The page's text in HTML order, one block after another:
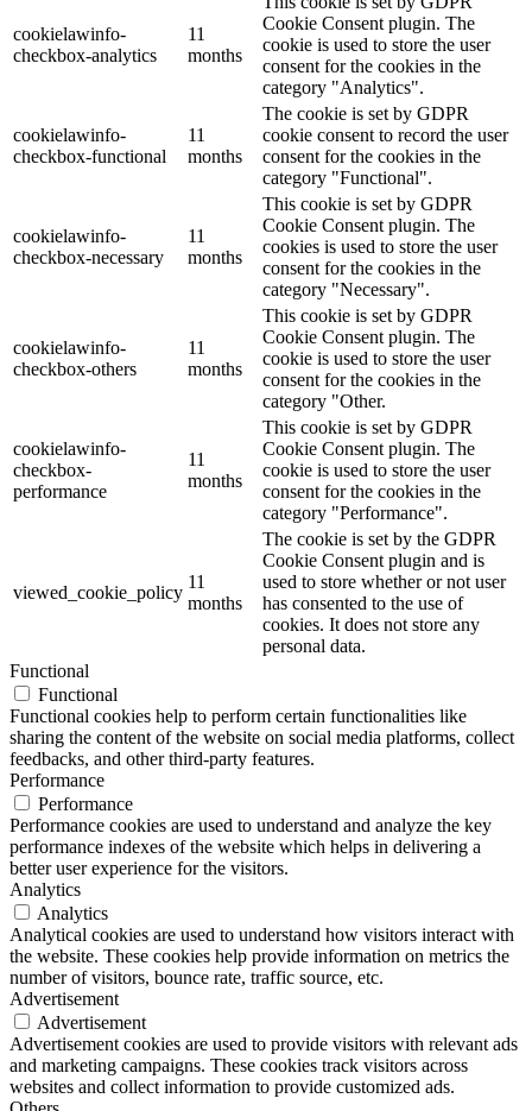
cookielawinfo-
checkbox-analytics
11
months
Cookie Consent plugin. The
cookie is used to store the user
consent for the cookies in the
category "Analytics".
cookielawinfo-
checkbox-functional
11
months
The cookie is set by GDPR
cookie consent to record the user
consent for the cookies in the
category "Functional".
cookielawinfo-
checkbox-necessary
11
months
This cookie is set by GDPR
Cookie Consent plugin. The
cookies is used to store the user
consent for the cookies in the
category "Necessary".
cookielawinfo-
checkbox-others
11
months
This cookie is set by GDPR
Cookie Consent plugin. The
cookie is used to store the user
consent for the cookies in the
category "Other.
cookielawinfo-
checkbox-
performance
11
months
This cookie is set by GDPR
Cookie Consent plugin. The
cookie is used to store the user
consent for the cookies in the
category "Performance".
viewed_cookie_policy
11
months
The cookie is set by the GDPR
Cookie Consent plugin and is
used to store whether or not user
has consented to the use of
cookies. It does not store any
personal data.
Functional
Functional
Functional cookies help to perform certain functionalities like
sharing the content of the website on social media platforms, collect
feedbacks, and other third-party features.
Performance
Performance
Performance cookies are used to understand and analyze the key
performance indexes of the website which helps in delivering a
better user experience for the visitors.
Analytics
Analytics
Analytical cookies are used to understand how visitors interact with
the website. These cookies help provide information on metrics the
number of visitors, bounce rate, traffic source, etc.
Advertisement
Advertisement
Advertisement cookies are used to provide visitors with relevant ads
and marketing campaigns. These cookies track visitors across
websites and collect information to provide customized ads.